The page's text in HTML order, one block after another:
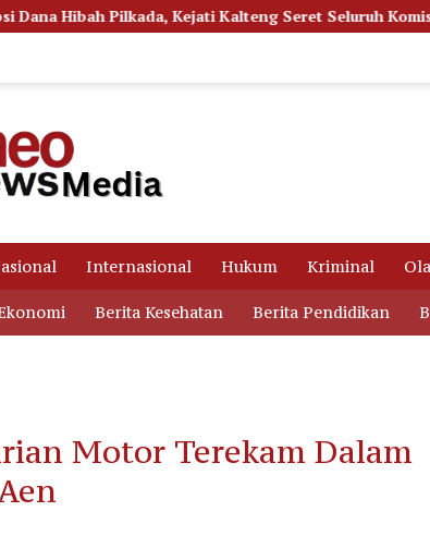
Seret Seluruh Komisioner KPU Kotim
Internasional Hukum Kriminal
Berita Kesehatan Berita Pendidikan
Motor Terekam Dalam